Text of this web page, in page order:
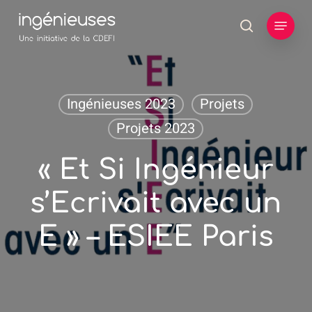
Skip
search
Menu
Ingénieuses 2023
Projets
Projets 2023
« Et Si Ingénieur
s’Ecrivait avec un
E » – ESIEE Paris